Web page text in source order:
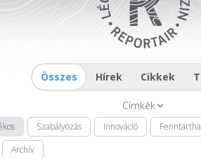
Összes Hírek Cikkek
Címkék
Szabályozás Innováció
Archív